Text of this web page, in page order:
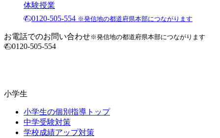
体験授業
0120-505-554 ※発信地の都道府県本部につながります
お電話でのお問い合わせ※発信地の都道府県本部につながります
0120-505-554
小学生
小学生の個別指導トップ
中学受験対策
学校成績アップ対策